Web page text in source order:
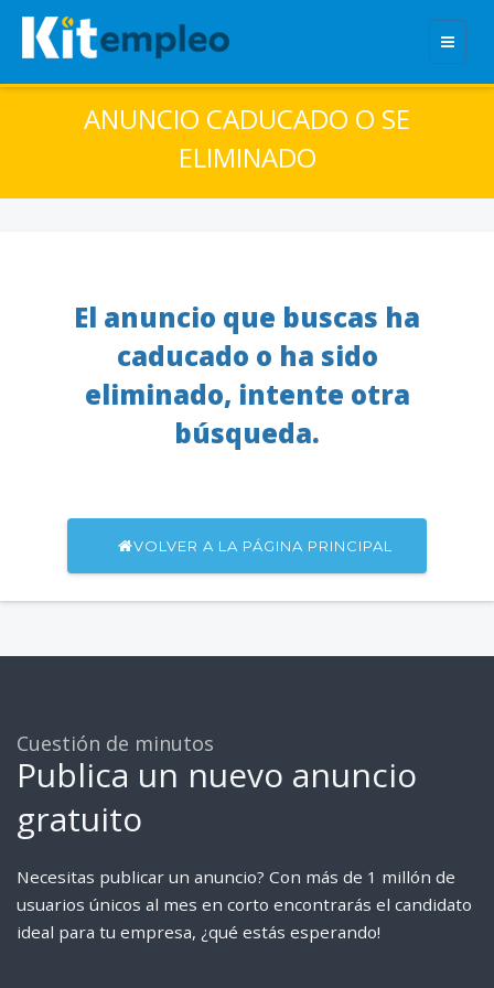
ANUNCIO CADUCADO O SE
ELIMINADO
El anuncio que buscas ha
caducado o ha sido
eliminado, intente otra
búsqueda.
VOLVER A LA PÁGINA PRINCIPAL
Cuestión de minutos
Publica un nuevo anuncio
gratuito
Necesitas publicar un anuncio? Con más de 1 millón de
usuarios únicos al mes en corto encontrarás el candidato
ideal para tu empresa, ¿qué estás esperando!